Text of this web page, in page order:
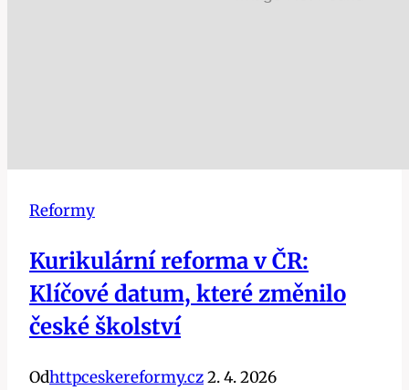
Reformy
Kurikulární reforma v ČR:
Klíčové datum, které změnilo
české školství
Odhttpceskereformy.cz2. 4. 2026